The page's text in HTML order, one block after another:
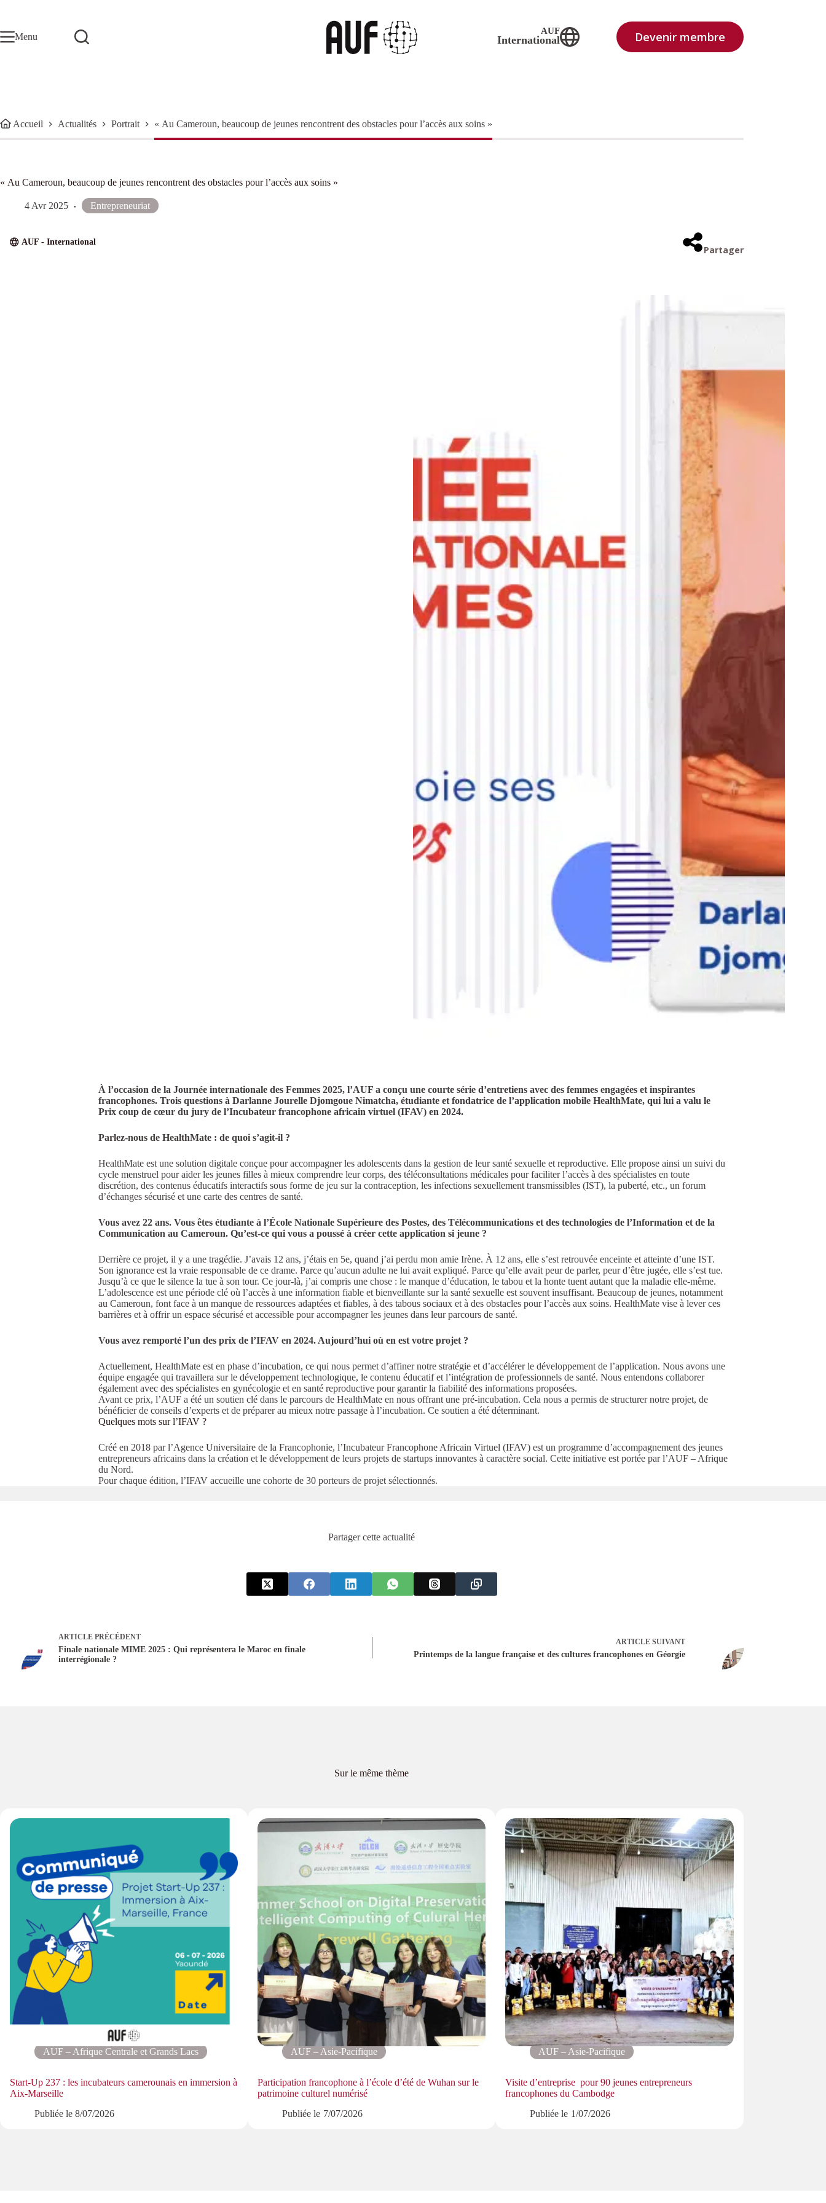
Menu
AUF
International Devenir membre
Accueil Actualités Portrait « Au Cameroun, beaucoup de jeunes rencontrent des obstacles pour l’accès aux soins »
« Au Cameroun, beaucoup de jeunes rencontrent des obstacles pour l’accès aux soins »
4 Avr 2025 Entrepreneuriat
AUF - International
Partager
À l’occasion de la Journée internationale des Femmes 2025, l’AUF a conçu une courte série d’entretiens avec des femmes engagées et inspirantes
francophones. Trois questions à Darlanne Jourelle Djomgoue Nimatcha, étudiante et fondatrice de l’application mobile HealthMate, qui lui a valu le
Prix coup de cœur du jury de l’Incubateur francophone africain virtuel (IFAV) en 2024.
Parlez-nous de HealthMate : de quoi s’agit-il ?
HealthMate est une solution digitale conçue pour accompagner les adolescents dans la gestion de leur santé sexuelle et reproductive. Elle propose ainsi un suivi du
cycle menstruel pour aider les jeunes filles à mieux comprendre leur corps, des téléconsultations médicales pour faciliter l’accès à des spécialistes en toute
discrétion, des contenus éducatifs interactifs sous forme de jeu sur la contraception, les infections sexuellement transmissibles (IST), la puberté, etc., un forum
d’échanges sécurisé et une carte des centres de santé.
Vous avez 22 ans. Vous êtes étudiante à l’École Nationale Supérieure des Postes, des Télécommunications et des technologies de l’Information et de la
Communication au Cameroun. Qu’est-ce qui vous a poussé à créer cette application si jeune ?
Derrière ce projet, il y a une tragédie. J’avais 12 ans, j’étais en 5e, quand j’ai perdu mon amie Irène. À 12 ans, elle s’est retrouvée enceinte et atteinte d’une IST.
Son ignorance est la vraie responsable de ce drame. Parce qu’aucun adulte ne lui avait expliqué. Parce qu’elle avait peur de parler, peur d’être jugée, elle s’est tue.
Jusqu’à ce que le silence la tue à son tour. Ce jour-là, j’ai compris une chose : le manque d’éducation, le tabou et la honte tuent autant que la maladie elle-même.
L’adolescence est une période clé où l’accès à une information fiable et bienveillante sur la santé sexuelle est souvent insuffisant. Beaucoup de jeunes, notamment
au Cameroun, font face à un manque de ressources adaptées et fiables, à des tabous sociaux et à des obstacles pour l’accès aux soins. HealthMate vise à lever ces
barrières et à offrir un espace sécurisé et accessible pour accompagner les jeunes dans leur parcours de santé.
Vous avez remporté l’un des prix de l’IFAV en 2024. Aujourd’hui où en est votre projet ?
Actuellement, HealthMate est en phase d’incubation, ce qui nous permet d’affiner notre stratégie et d’accélérer le développement de l’application. Nous avons une
équipe engagée qui travaillera sur le développement technologique, le contenu éducatif et l’intégration de professionnels de santé. Nous entendons collaborer
également avec des spécialistes en gynécologie et en santé reproductive pour garantir la fiabilité des informations proposées.
Avant ce prix, l’AUF a été un soutien clé dans le parcours de HealthMate en nous offrant une pré-incubation. Cela nous a permis de structurer notre projet, de
bénéficier de conseils d’experts et de préparer au mieux notre passage à l’incubation. Ce soutien a été déterminant.
Quelques mots sur l’IFAV ?
Créé en 2018 par l’Agence Universitaire de la Francophonie, l’Incubateur Francophone Africain Virtuel (IFAV) est un programme d’accompagnement des jeunes
entrepreneurs africains dans la création et le développement de leurs projets de startups innovantes à caractère social. Cette initiative est portée par l’AUF – Afrique
du Nord.
Pour chaque édition, l’IFAV accueille une cohorte de 30 porteurs de projet sélectionnés.
Partager cette actualité
ARTICLE PRÉCÉDENT
Finale nationale MIME 2025 : Qui représentera le Maroc en finale
interrégionale ?
ARTICLESUIVANT
Printemps de la langue française et des cultures francophones en Géorgie
Sur le même thème
AUF – Afrique Centrale et Grands Lacs
Start-Up 237 : les incubateurs camerounais en immersion à
Aix-Marseille
Publiée le 8/07/2026
AUF – Asie-Pacifique
Participation francophone à l’école d’été de Wuhan sur le
patrimoine culturel numérisé
Publiée le 7/07/2026
AUF – Asie-Pacifique
Visite d’entreprise pour 90 jeunes entrepreneurs
francophones du Cambodge
Publiée le 1/07/2026